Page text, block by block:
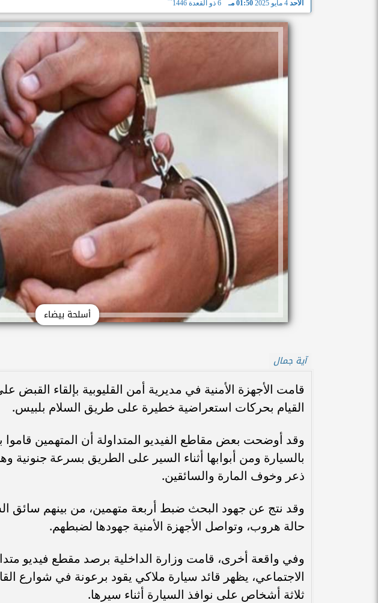
الأحد 4 مايو 2025 01:50 مـ 6 ذو القعدة 1446
أسلحة بيضاء
آية جمال
قامت الأجهزة الأمنية في مديرية أمن القليوبية بإلقاء
القيام بحركات استعراضية خطيرة على طريق السلام بلبيس.
وقد أوضحت بعض مقاطع الفيديو المتداولة أن المتهمين قاموا
بالسيارة ومن أبوابها أثناء السير على الطريق بسرعة جنونية
ذعر وخوف المارة والسائقين.
وقد نتج عن جهود البحث ضبط أربعة متهمين، من بينهم سائق
حالة هروب، وتواصل الأجهزة الأمنية جهودها لضبطهم.
وفي واقعة أخرى، قامت وزارة الداخلية برصد مقطع فيديو
الاجتماعي، يظهر قائد سيارة ملاكي يقود برعونة في شوارع
ثلاثة أشخاص على نوافذ السيارة أثناء سيرها.